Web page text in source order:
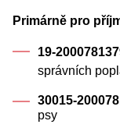
Primárně pro
19-
správních
30015-
psy